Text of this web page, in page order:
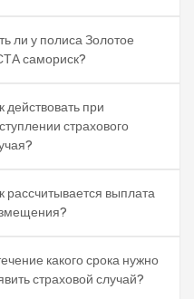
ли у полиса Золотое
самориск?
действовать при
страхового
рассчитывается выплата
какого срока нужно
страховой случай?